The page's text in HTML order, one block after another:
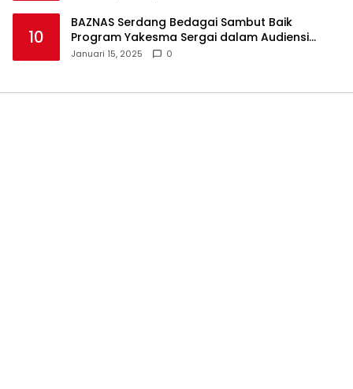
10
BAZNAS Serdang Bedagai Sambut Baik
Program Yakesma Sergai dalam Audiensi
Perkenalan Pengurus Baru
Januari 15, 2025 0